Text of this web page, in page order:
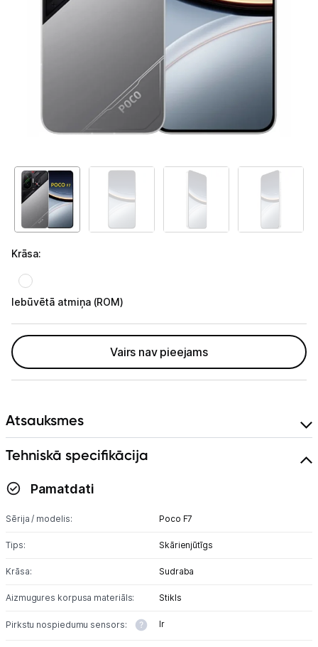
Telefoni, planšetdatori
Telefoni un aksesuāri
Mobilie telefoni un viedtālruņi
Telefona vāciņi un maciņi
Aizsargstikli
Atmiņas kartes
Akumulatori (Power bank)
Auto telefona turētāji
Planšetdatori un aksesuāri
Piederumi
Stacionārie un bezvadu telefoni
Viedierīces
Sadzīves tehnika
Skaistumkopšana
Sports un atpūta
Ražotāju atjaunota tehnika
Vēlmju saraksts
Krāsa:
Iebūvētā atmiņa (ROM)
Vairs nav pieejams
Atsauksmes
Tehniskā specifikācija
Pamatdati
Sērija / modelis: Poco F7
Tips: Skārienjūtīgs
Krāsa: Sudraba
Aizmugures korpusa materiāls: Stikls
Pirkstu nospiedumu sensors: Ir